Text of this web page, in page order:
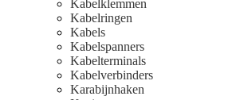
Kabelklemmen
Kabelringen
Kabels
Kabelspanners
Kabelterminals
Kabelverbinders
Karabijnhaken